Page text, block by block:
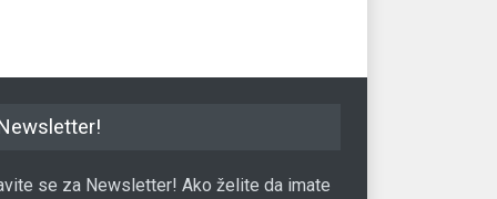
se za Newsletter! Ako želite da imate